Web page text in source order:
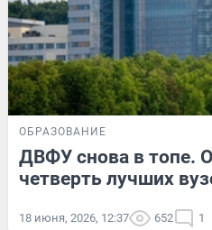
ОБРАЗОВАНИЕ
ДВФУ снова в топе.
четверть лучших
18 июня, 2026, 12:37 652 1